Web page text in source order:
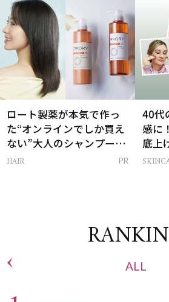
ロート製薬が本気で作っ
た“オンラインでしか買え
ない”大人のシャンプー＆
トリートメントって？
HAIR PR
40代
感に
底上
ム」
ALL